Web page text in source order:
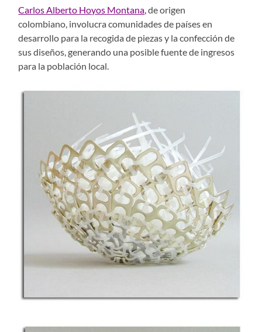
Carlos Alberto Hoyos Montana,de origen
colombiano, involucra comunidades de países en
desarrollo para la recogida de piezas y la confección de
sus diseños, generando una posible fuente de ingresos
para la población local.